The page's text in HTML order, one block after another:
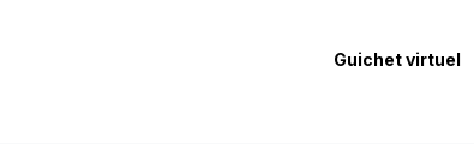
Guichet virtuel